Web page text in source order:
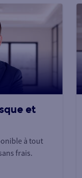
et
à tout
frais.